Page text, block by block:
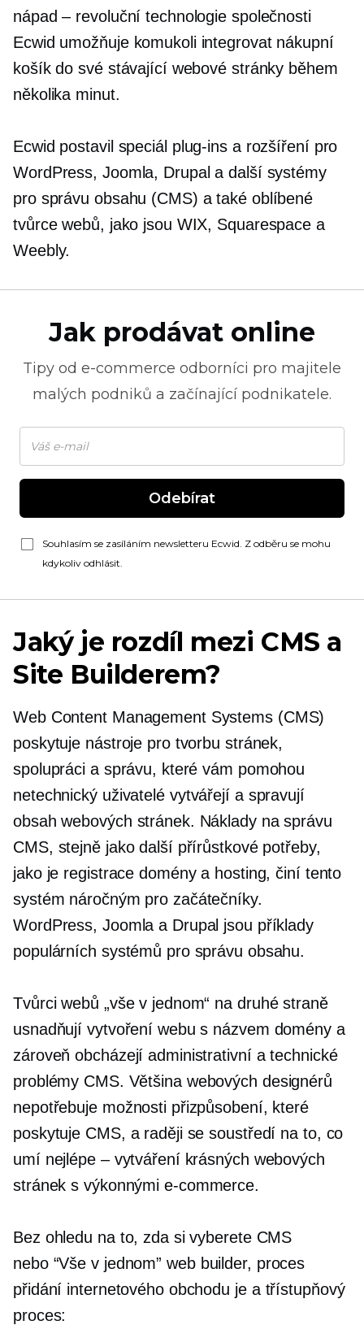
nápad – revoluční technologie společnosti
Ecwid umožňuje komukoli integrovat nákupní
košík do své stávající webové stránky během
několika minut.
Ecwid postavil speciál plug-insa rozšíření pro
WordPress, Joomla, Drupal a další systémy
pro správu obsahu (CMS) a také oblíbené
tvůrce webů, jako jsou WIX, Squarespace a
Weebly.
Jak prodávat online
Tipy od e-commerce odborníci pro majitele
malých podniků a začínající podnikatele.
Odebírat
Souhlasím se zasíláním newsletteru Ecwid. Z odběru se mohu
kdykoliv odhlásit.
Jaký je rozdíl mezi CMS a
Site Builderem?
Web Content Management Systems (CMS)
poskytuje nástroje pro tvorbu stránek,
spolupráci a správu, které vám pomohou
netechnickýuživatelé vytvářejí a spravují
obsah webových stránek. Náklady na správu
CMS, stejně jako další přírůstkové potřeby,
jako je registrace domény a hosting, činí tento
systém náročným pro začátečníky.
WordPress, Joomla a Drupal jsou příklady
populárních systémů pro správu obsahu.
Tvůrci webů „vše v jednom“ na druhé straně
usnadňují vytvoření webu s názvem domény a
zároveň obcházejí administrativní a technické
problémy CMS. Většina webových designérů
nepotřebuje možnosti přizpůsobení, které
poskytuje CMS, a raději se soustředí na to, co
umí nejlépe – vytváření krásných webových
stránek s výkonnými e-commerce.
Bez ohledu na to, zda si vyberete CMS
nebo “Vše v jednom” web builder, proces
přidání internetového obchodu je a třístupňový
proces: